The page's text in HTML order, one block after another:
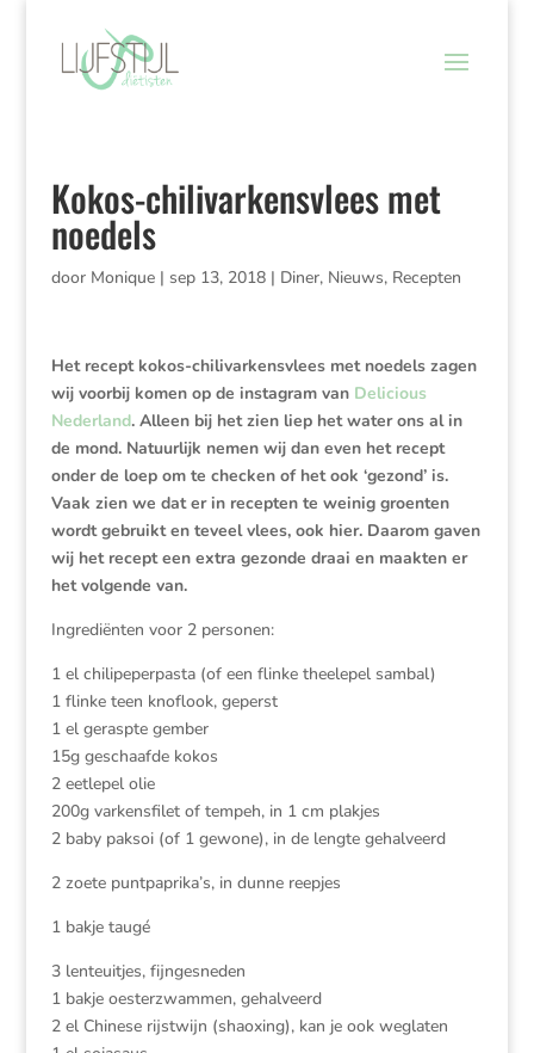
Kokos-chilivarkensvlees met
noedels
door Monique| sep 13, 2018| Diner, Nieuws, Recepten
Het recept kokos-chilivarkensvlees met noedels zagen
wij voorbij komen op de instagram van Delicious
Nederland. Alleen bij het zien liep het water ons al in
de mond. Natuurlijk nemen wij dan even het recept
onder de loep om te checken of het ook ‘gezond’ is.
Vaak zien we dat er in recepten te weinig groenten
wordt gebruikt en teveel vlees, ook hier. Daarom gaven
wij het recept een extra gezonde draai en maakten er
het volgende van.
Ingrediënten voor 2 personen:
1 el chilipeperpasta (of een flinke theelepel sambal)
1 flinke teen knoflook, geperst
1 el geraspte gember
15g geschaafde kokos
2 eetlepel olie
200g varkensfilet of tempeh, in 1 cm plakjes
2 baby paksoi (of 1 gewone), in de lengte gehalveerd
2 zoete puntpaprika’s, in dunne reepjes
1 bakje taugé
3 lenteuitjes, fijngesneden
1 bakje oesterzwammen, gehalveerd
2 el Chinese rijstwijn (shaoxing), kan je ook weglaten